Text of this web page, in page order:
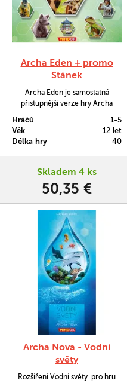
Archa Eden + promo
Stánek
Archa Eden je samostatná
přístupnější verze hry Archa
postaví svou vlastní zoo, ale pozor
– tentokrát zmizely karty a vše se
odehrává na šestiúhelníkových
Hráčů
1-5
Věk
12 let
Délka hry
40
Skladem 4 ks
50,35 €
Archa Nova - Vodní
světy
Rozšíření Vodní světy pro hru